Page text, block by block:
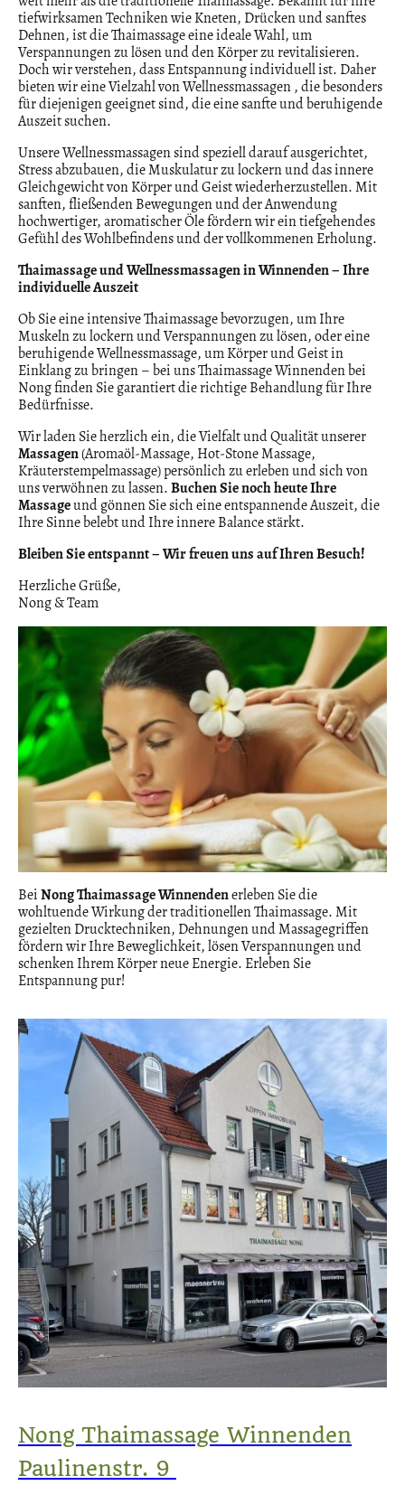
tiefwirksamen Techniken wie Kneten, Drücken und sanftes
Dehnen, ist die Thaimassage eine ideale Wahl, um
Verspannungen zu lösen und den Körper zu revitalisieren.
Doch wir verstehen, dass Entspannung individuell ist. Daher
bieten wir eine Vielzahl von Wellnessmassagen , die besonders
für diejenigen geeignet sind, die eine sanfte und beruhigende
Auszeit suchen.
Unsere Wellnessmassagen sind speziell darauf ausgerichtet,
Stress abzubauen, die Muskulatur zu lockern und das innere
Gleichgewicht von Körper und Geist wiederherzustellen. Mit
sanften, fließenden Bewegungen und der Anwendung
hochwertiger, aromatischer Öle fördern wir ein tiefgehendes
Gefühl des Wohlbefindens und der vollkommenen Erholung.
Thaimassage und Wellnessmassagen in Winnenden – Ihre
individuelle Auszeit
Ob Sie eine intensive Thaimassage bevorzugen, um Ihre
Muskeln zu lockern und Verspannungen zu lösen, oder eine
beruhigende Wellnessmassage, um Körper und Geist in
Einklang zu bringen – bei uns Thaimassage Winnenden bei
Nong finden Sie garantiert die richtige Behandlung für Ihre
Bedürfnisse.
Wir laden Sie herzlich ein, die Vielfalt und Qualität unserer
Massagen(Aromaöl-Massage, Hot-Stone Massage,
Kräuterstempelmassage) persönlich zu erleben und sich von
uns verwöhnen zu lassen.Buchen Sie noch heute Ihre
Massageund gönnen Sie sich eine entspannende Auszeit, die
Ihre Sinne belebt und Ihre innere Balance stärkt.
Bleiben Sie entspannt – Wir freuen uns auf Ihren Besuch!
Herzliche Grüße,
Nong & Team
BeiNong Thaimassage Winnendenerleben Sie die
wohltuende Wirkung der traditionellen Thaimassage. Mit
gezielten Drucktechniken, Dehnungen und Massagegriffen
fördern wir Ihre Beweglichkeit, lösen Verspannungen und
schenken Ihrem Körper neue Energie. Erleben Sie
Entspannung pur!
Nong Thaimassage Winnenden
Paulinenstr. 9